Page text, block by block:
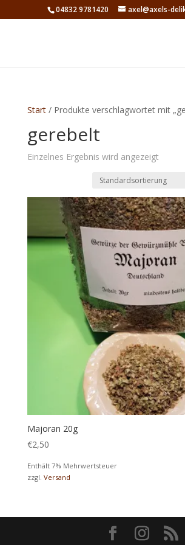
04832 9781420 axel@axels-
Start/ Produkte verschlagwortet mit
gerebelt
Einzelnes Ergebnis wird angezeigt
Majoran 20g
€2,50
Enthält 7% Mehrwertsteuer
zzgl. Versand